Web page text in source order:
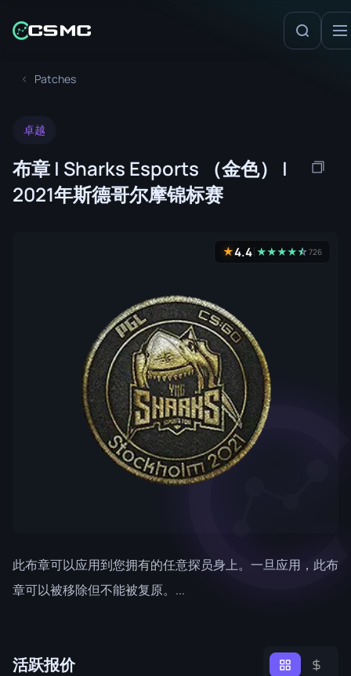
Patches
卓越
布章 | Sharks Esports （金色） |
2021年斯德哥尔摩锦标赛
★4.4 ★★★★★
☆726
此布章可以应用到您拥有的任意探员身上。一旦应用，此布
章可以被移除但不能被复原。...
活跃报价